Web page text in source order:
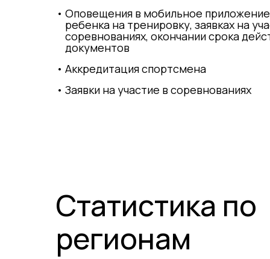
Оповещения в мобильное
ребенка на тренировку, заявках на
соревнованиях, окончании срока
документов
Аккредитация спортсмена
Заявки на участие в соревнованиях
Статистика по
регионам